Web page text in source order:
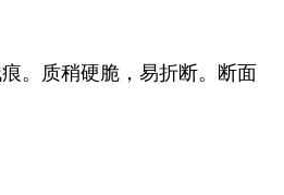
。质稍硬脆，易折断。断面